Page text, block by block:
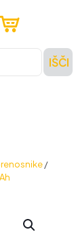
IŠČI
/